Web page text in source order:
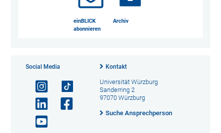
einBLICK
abonnieren
Archiv
Social Media Kontakt
Universität Würzburg
Sanderring 2
97070 Würzburg
Suche Ansprechperson